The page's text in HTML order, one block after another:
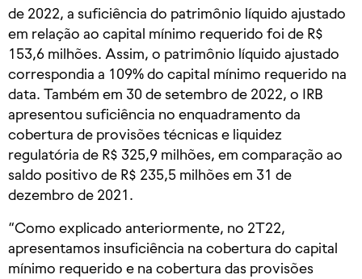
de 2022, a suficiência do patrimônio líquido ajustado
em relação ao capital mínimo requerido foi de R$
153,6 milhões. Assim, o patrimônio líquido ajustado
correspondia a 109% do capital mínimo requerido na
data. Também em 30 de setembro de 2022, o IRB
apresentou suficiência no enquadramento da
cobertura de provisões técnicas e liquidez
regulatória de R$ 325,9 milhões, em comparação ao
saldo positivo de R$ 235,5 milhões em 31 de
dezembro de 2021.
“Como explicado anteriormente, no 2T22,
apresentamos insuficiência na cobertura do capital
mínimo requerido e na cobertura das provisões